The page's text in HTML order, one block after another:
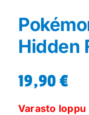
Hidden
19,90€
Varasto loppu